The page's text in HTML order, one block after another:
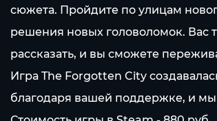
сюжета. Пройдите по улицам
решения новых головоломок. Вас
рассказать, и вы сможете
Игра The Forgotten City
благодаря вашей поддержке, и мы